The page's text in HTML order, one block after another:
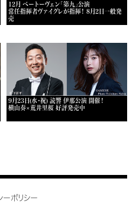
12月 ベートーヴェン「第九」公演
常任指揮者ヴァイグレが指揮！ 8月2日一般発
売
9月23日(水・祝) 読響 伊那公演 開催！
横山奏×荒井里桜 好評発売中
ーポリシー